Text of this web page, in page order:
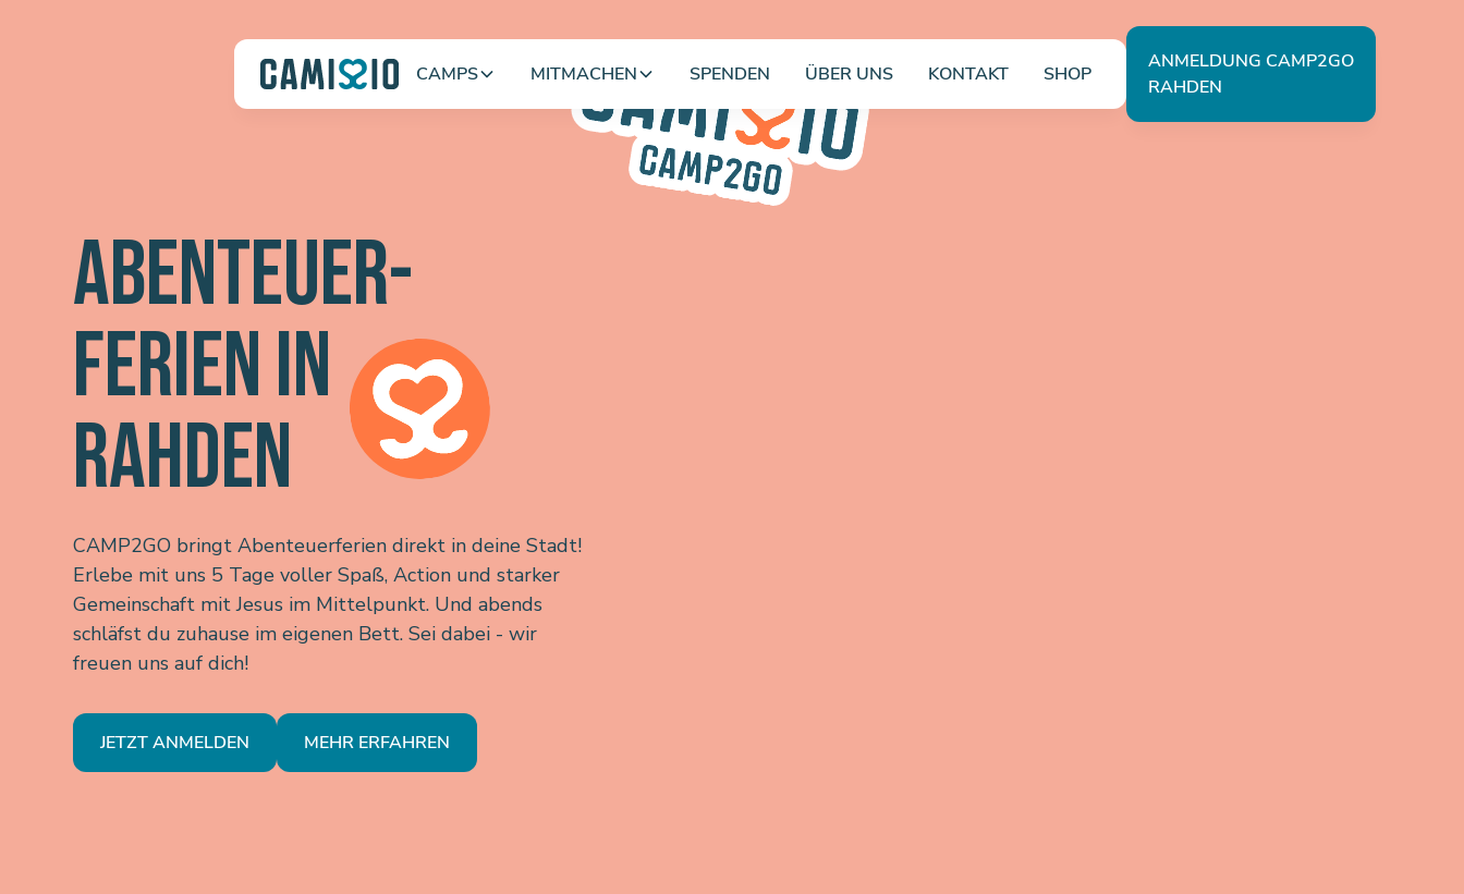
CAMPS MITMACHEN SPENDEN ÜBER UNS KONTAKT SHOP
ANMELDUNG CAMP2GO
RAHDEN
ABENTEUER-
FERIEN IN
RAHDEN
CAMP2GO bringt Abenteuerferien direkt in deine Stadt!
Erlebe mit uns 5 Tage voller Spaß, Action und starker
Gemeinschaft mit Jesus im Mittelpunkt. Und abends
schläfst du zuhause im eigenen Bett. Sei dabei - wir
freuen uns auf dich!
JETZT ANMELDEN MEHR ERFAHREN